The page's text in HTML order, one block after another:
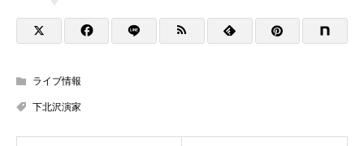
ライブ情報
下北沢演家